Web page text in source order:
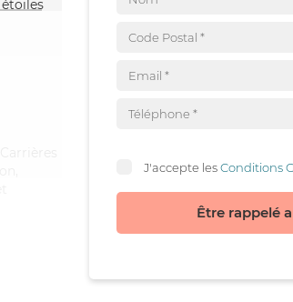
J'accepte lesConditions
Être rappelé